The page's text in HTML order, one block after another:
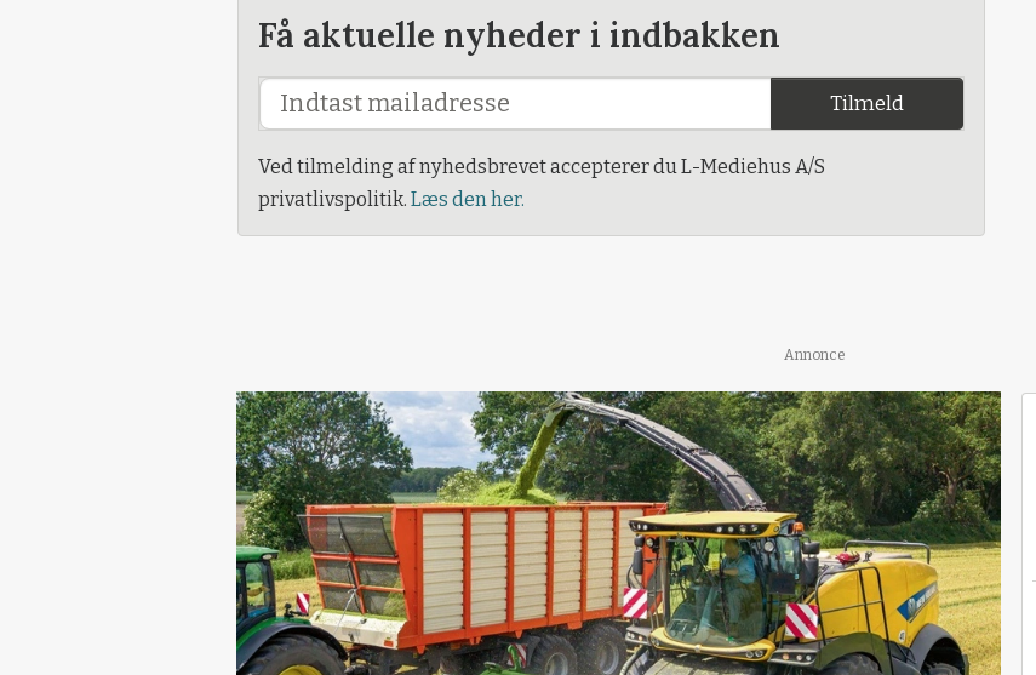
Få aktuelle nyheder i indbakken
Tilmeld
Ved tilmelding af nyhedsbrevet accepterer du L-Mediehus A/S
privatlivspolitik. Læs den her.
Annonce